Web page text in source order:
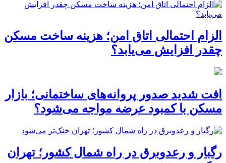
الزام احتمالی اتاق امن؛ هزینه ساخت مسکن
چقدر افزایش می‌یابد؟
افت شدید صدور پروانه‌های ساختمانی؛ بازار
مسکن با کمبود عرضه مواجه می‌شود؟
رگبار و رعدوبرق در راه شمال کشور؛ تهران